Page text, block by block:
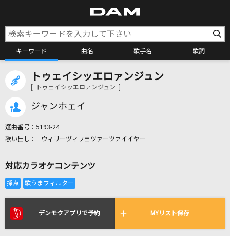
キーワード 曲名 歌手名 歌詞
カラオケ検索
リアルタイムで歌われている曲の一覧
トゥェイシッエロァンジュン
[ トゥェイシッエロァンジュン ]
ジャンホェイ
選曲番号： 5193-24
ウィリーヅィフェツァーツァイイヤー
対応カラオケコンテンツ
デンモクアプリで予約 MYリスト保存